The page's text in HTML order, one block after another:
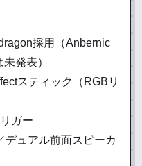
採用（Anbernic
発表）
スティック（RGBリ
ガー
デュアル前面スピーカ